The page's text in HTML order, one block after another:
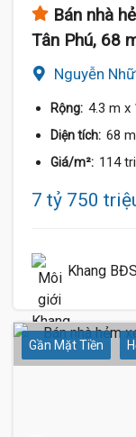
Bán nhà
Tân Phú, 68
Nguyễn
Rộng: 4.3 m x
Diện tích: 68
Giá/m²: 114
7 tỷ 750
Khang BĐS
Gần Mặt Tiền